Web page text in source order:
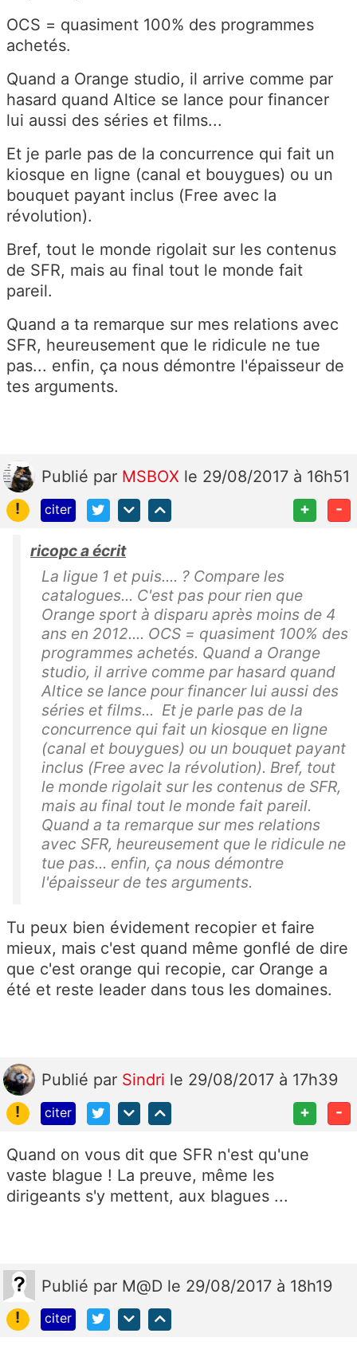
OCS = quasiment 100% des programmes
achetés.
Quand a Orange studio, il arrive comme par
hasard quand Altice se lance pour financer
lui aussi des séries et films...
Et je parle pas de la concurrence qui fait un
kiosque en ligne (canal et bouygues) ou un
bouquet payant inclus (Free avec la
révolution).
Bref, tout le monde rigolait sur les contenus
de SFR, mais au final tout le monde fait
pareil.
Quand a ta remarque sur mes relations avec
SFR, heureusement que le ridicule ne tue
pas... enfin, ça nous démontre l'épaisseur de
tes arguments.
Publié par MSBOX le 29/08/2017 à 16h51
!
citer + -
ricopc a écrit
La ligue 1 et puis.... ? Compare les
catalogues... C'est pas pour rien que
Orange sport à disparu après moins de 4
ans en 2012.... OCS = quasiment 100% des
programmes achetés. Quand a Orange
studio, il arrive comme par hasard quand
Altice se lance pour financer lui aussi des
séries et films... Et je parle pas de la
concurrence qui fait un kiosque en ligne
(canal et bouygues) ou un bouquet payant
inclus (Free avec la révolution). Bref, tout
le monde rigolait sur les contenus de SFR,
mais au final tout le monde fait pareil.
Quand a ta remarque sur mes relations
avec SFR, heureusement que le ridicule ne
tue pas... enfin, ça nous démontre
l'épaisseur de tes arguments.
Tu peux bien évidement recopier et faire
mieux, mais c'est quand même gonflé de dire
que c'est orange qui recopie, car Orange a
été et reste leader dans tous les domaines.
Publié par Sindri le 29/08/2017 à 17h39
!
citer + -
Quand on vous dit que SFR n'est qu'une
vaste blague ! La preuve, même les
dirigeants s'y mettent, aux blagues ...
Publié par M@D le 29/08/2017 à 18h19
!
citer